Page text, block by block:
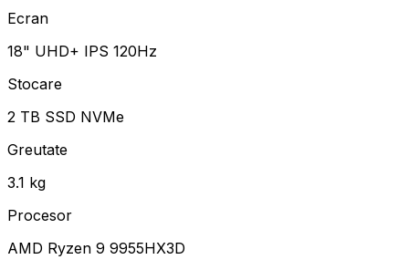
Ecran
18" UHD+ IPS 120Hz
Stocare
2 TB SSD NVMe
Greutate
3.1 kg
Procesor
AMD Ryzen 9 9955HX3D